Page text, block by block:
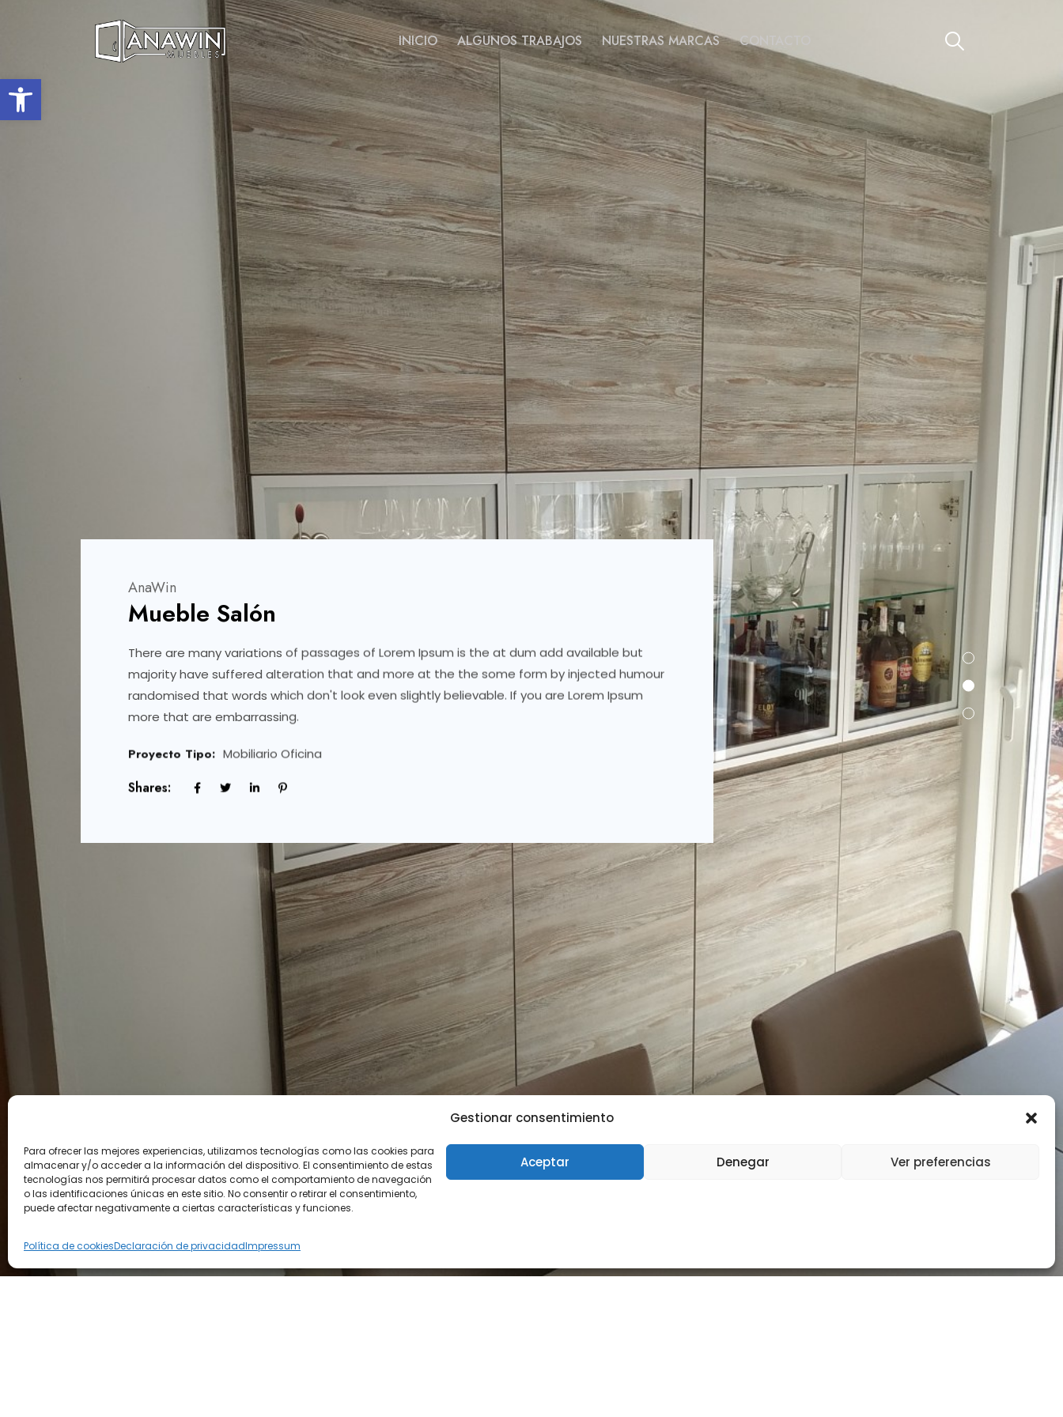
Abrir barra de herramientas
Gestionar consentimiento
Para ofrecer las mejores experiencias, utilizamos tecnologías como las cookies para
almacenar y/o acceder a la información del dispositivo. El consentimiento de estas
tecnologías nos permitirá procesar datos como el comportamiento de navegación
o las identificaciones únicas en este sitio. No consentir o retirar el consentimiento,
puede afectar negativamente a ciertas características y funciones.
Aceptar Denegar Ver preferencias
Política de cookiesDeclaración de privacidadImpressum
INICIO ALGUNOS TRABAJOS NUESTRAS MARCAS CONTACTO
AnaWin
Cocina Apartamento
There are many variations of passages of Lorem Ipsum is the at dum add available but
majority have suffered alteration that and more at the the some form by injected humour
randomised that words which don't look even slightly believable. If you are Lorem Ipsum
more that are embarrassing.
Proyecto Tipo: Mobiliario Residencia
Shares:
AnaWin
Mueble Salón
There are many variations of passages of Lorem Ipsum is the at dum add available but
majority have suffered alteration that and more at the the some form by injected humour
randomised that words which don't look even slightly believable. If you are Lorem Ipsum
more that are embarrassing.
Proyecto Tipo: Mobiliario Oficina
Shares:
Anawin
Cocina Vista 1
There are many variations of passages of Lorem Ipsum is the at dum add available but
majority have suffered alteration that and more at the the some form by injected humour
randomised that words which don't look even slightly believable. If you are Lorem Ipsum
more that are embarrassing.
Proyecto tipo: Cocina Apartamento
Shares:
¿ En qué podemos ayudarte ?